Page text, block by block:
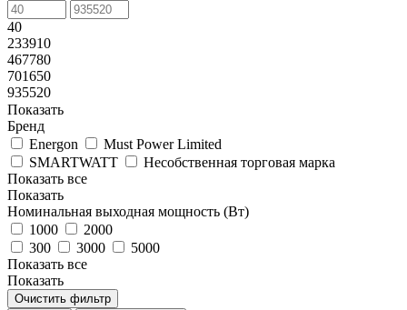
40
233910
467780
701650
935520
Показать
Бренд
Energon
Must Power Limited
SMARTWATT
Несобственная торговая марка
Показать все
Показать
Номинальная выходная мощность (Вт)
1000
2000
300
3000
5000
Показать все
Показать
Очистить фильтр